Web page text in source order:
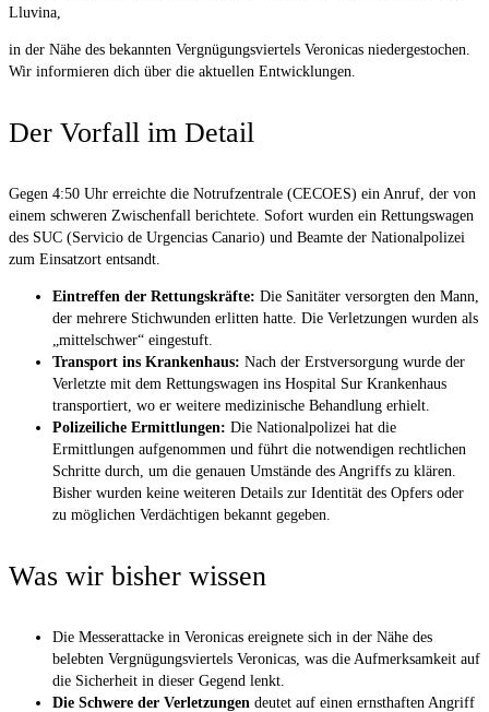
Lluvina,
in der Nähe des bekannten Vergnügungsviertels Veronicas niedergestochen.
Wir informieren dich über die aktuellen Entwicklungen.
Der Vorfall im Detail
Gegen 4:50 Uhr erreichte die Notrufzentrale (CECOES) ein Anruf, der von
einem schweren Zwischenfall berichtete. Sofort wurden ein Rettungswagen
des SUC (Servicio de Urgencias Canario) und Beamte der Nationalpolizei
zum Einsatzort entsandt.
Eintreffen der Rettungskräfte: Die Sanitäter versorgten den Mann,
der mehrere Stichwunden erlitten hatte. Die Verletzungen wurden als
„mittelschwer“ eingestuft.
Transport ins Krankenhaus: Nach der Erstversorgung wurde der
Verletzte mit dem Rettungswagen ins Hospital Sur Krankenhaus
transportiert, wo er weitere medizinische Behandlung erhielt.
Polizeiliche Ermittlungen: Die Nationalpolizei hat die
Ermittlungen aufgenommen und führt die notwendigen rechtlichen
Schritte durch, um die genauen Umstände des Angriffs zu klären.
Bisher wurden keine weiteren Details zur Identität des Opfers oder
zu möglichen Verdächtigen bekannt gegeben.
Was wir bisher wissen
Die Messerattacke in Veronicas ereignete sich in der Nähe des
belebten Vergnügungsviertels Veronicas, was die Aufmerksamkeit auf
die Sicherheit in dieser Gegend lenkt.
Die Schwere der Verletzungen deutet auf einen ernsthaften Angriff